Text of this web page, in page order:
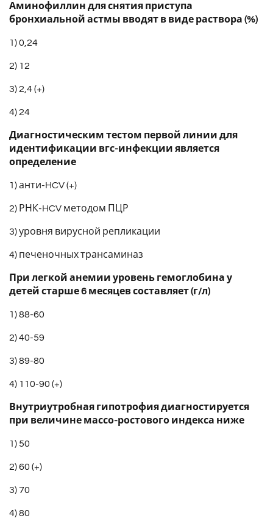
Аминофиллин для снятия приступа
бронхиальной астмы вводят в виде раствора (%)
1) 0,24
2) 12
3) 2,4 (+)
4) 24
Диагностическим тестом первой линии для
идентификации вгс-инфекции является
определение
1) анти-HCV (+)
2) РНК-HCV методом ПЦР
3) уровня вирусной репликации
4) печеночных трансаминаз
При легкой анемии уровень гемоглобина у
детей старше 6 месяцев составляет (г/л)
1) 88-60
2) 40-59
3) 89-80
4) 110-90 (+)
Внутриутробная гипотрофия диагностируется
при величине массо-ростового индекса ниже
1) 50
2) 60 (+)
3) 70
4) 80